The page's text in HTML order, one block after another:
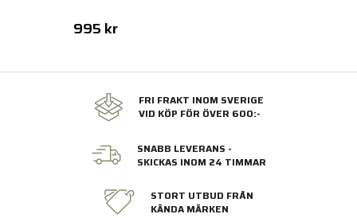
995 kr
FRI FRAKT INOM SVERIGE
VID KÖP FÖR ÖVER 600:-
SNABB LEVERANS -
SKICKAS INOM 24 TIMMAR
STORT UTBUD FRÅN
KÄNDA MÄRKEN